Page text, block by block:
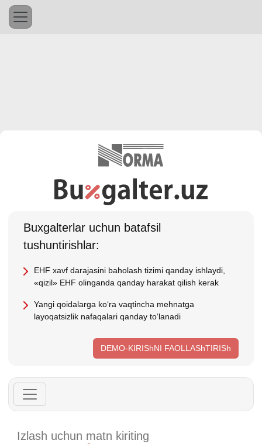
Buхgalterlar uchun batafsil
tushuntirishlar:
EHF хavf darajasini baholash tizimi qanday ishlaydi,
«qizil» EHF olinganda qanday harakat qilish kerak
Yangi qoidalarga koʻra vaqtincha mehnatga
layoqatsizlik nafaqalari qanday toʻlanadi
DEMO-KIRIShNI FAOLLAShTIRISh